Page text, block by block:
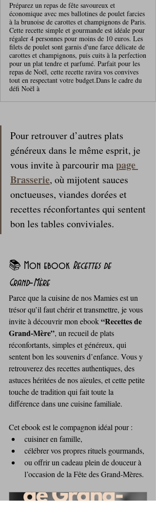
Préparez un repas de fête savoureux et
économique avec mes ballotines de poulet farcies
à la brunoise de carottes et champignons de Paris.
Cette recette simple et gourmande est idéale pour
régaler 4 personnes pour moins de 10 euros. Les
filets de poulet sont garnis d'une farce délicate de
carottes et champignons, puis cuits à la perfection
pour un plat tendre et parfumé. Parfait pour les
repas de Noël, cette recette ravira vos convives
tout en respectant votre budget.Dans le cadre du
défi Noël à
Pour retrouver d’autres plats
généreux dans le même esprit, je
vous invite à parcourir ma page
Brasserie, où mijotent sauces
onctueuses, viandes dorées et
recettes réconfortantes qui sentent
bon les tables conviviales.
📚 Mon ebook Recettes de
Grand‑Mère
Parce que la cuisine de nos Mamies est un
trésor qu’il faut chérir et transmettre, je vous
invite à découvrir mon ebook “Recettes de
Grand‑Mère”, un recueil de plats
réconfortants, simples et généreux, qui
sentent bon les souvenirs d’enfance. Vous y
retrouverez des recettes authentiques, des
astuces héritées de nos aïeules, et cette petite
touche de tradition qui fait toute la
différence dans une cuisine familiale.
Cet ebook est le compagnon idéal pour :
cuisiner en famille,
célébrer vos propres rituels gourmands,
ou offrir un cadeau plein de douceur à
l’occasion de la Fête des Grand‑Mères.